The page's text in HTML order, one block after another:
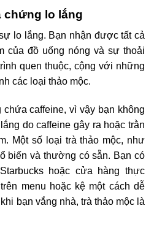
chứng lo lắng
lo lắng. Bạn nhận được tất cả
của đồ uống nóng và sự thoải
quen thuộc, cộng với những
các loại thảo mộc.
caffeine, vì vậy bạn không
do caffeine gây ra hoặc trằn
Một số loại trà thảo mộc, như
biến và thường có sẵn. Bạn có
hoặc cửa hàng thực
menu hoặc kệ một cách dễ
bạn vắng nhà, trà thảo mộc là